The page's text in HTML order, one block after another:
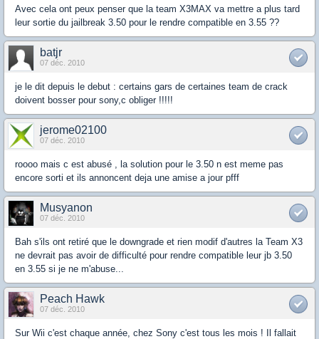
Avec cela ont peux penser que la team X3MAX va mettre a plus tard
leur sortie du jailbreak 3.50 pour le rendre compatible en 3.55 ??
batjr
07 déc. 2010
je le dit depuis le debut : certains gars de certaines team de crack
doivent bosser pour sony,c obliger !!!!!
jerome02100
07 déc. 2010
roooo mais c est abusé , la solution pour le 3.50 n est meme pas
encore sorti et ils annoncent deja une amise a jour pfff
Musyanon
07 déc. 2010
Bah s'ils ont retiré que le downgrade et rien modif d'autres la Team X3
ne devrait pas avoir de difficulté pour rendre compatible leur jb 3.50
en 3.55 si je ne m'abuse...
Peach Hawk
07 déc. 2010
Sur Wii c'est chaque année, chez Sony c'est tous les mois ! Il fallait